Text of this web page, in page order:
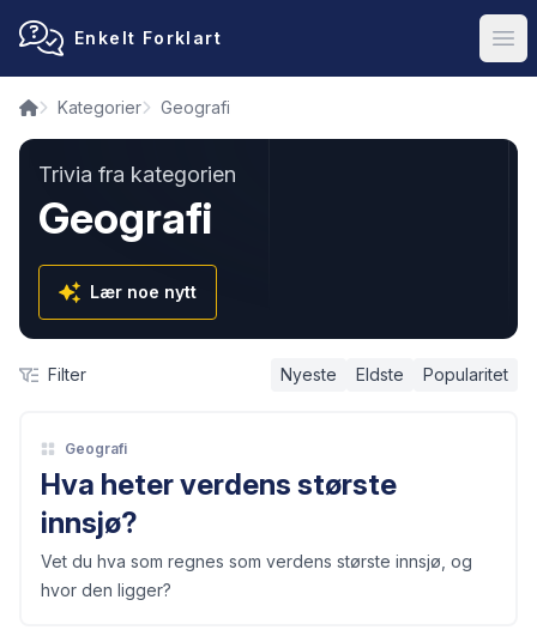
Enkelt Forklart
Kategorier Geografi
Trivia fra kategorien
Geografi
Lær noe nytt
Filter Nyeste Eldste Popularitet
Geografi
Hva heter verdens største
innsjø?
Vet du hva som regnes som verdens største innsjø, og
hvor den ligger?